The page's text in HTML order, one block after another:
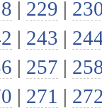
| 229 |
| 243 |
| 257 |
| 271 |